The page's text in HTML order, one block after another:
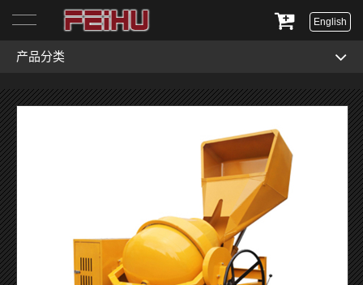
English
产品分类
首页
关于我们
联系我们